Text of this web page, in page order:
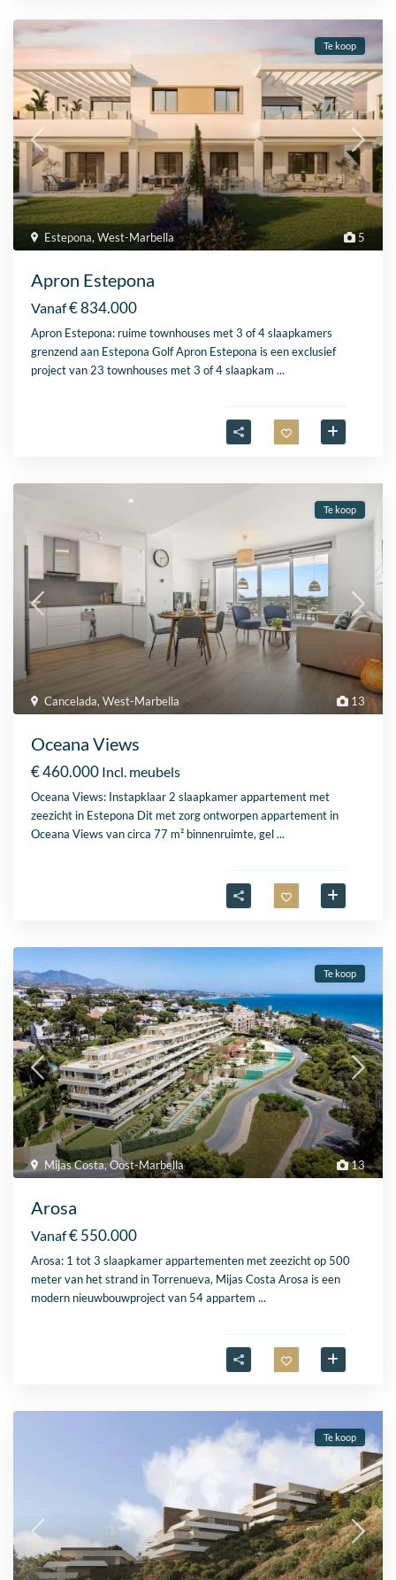
5
Estepona,West-Marbella
Te koop
Apron Estepona
Vanaf€ 834.000
Apron Estepona: ruime townhouses met 3 of 4 slaapkamers
grenzend aan Estepona Golf Apron Estepona is een exclusief
project van 23 townhouses met 3 of 4 slaapkam...
13
Cancelada,West-Marbella
Te koop
Oceana Views
€ 460.000 Incl. meubels
Oceana Views: Instapklaar 2 slaapkamer appartement met
zeezicht in Estepona Dit met zorg ontworpen appartement in
Oceana Views van circa 77 m² binnenruimte, gel...
13
Mijas Costa,Oost-Marbella
Te koop
Arosa
Vanaf€ 550.000
Arosa: 1 tot 3 slaapkamer appartementen met zeezicht op 500
meter van het strand in Torrenueva, Mijas Costa Arosa is een
modern nieuwbouwproject van 54 appartem...
Te koop